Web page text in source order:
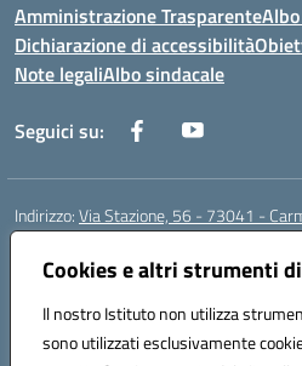
Cookies e altri strumenti
Il nostro Istituto non utilizza
sono utilizzati esclusivamente
Amministrazione Trasparente
Dichiarazione di accessibilità
Note legaliAlbo sindacale
Seguici su:
Indirizzo:Via Stazione, 56 - 73041 -
Centralino:
Posta elettronica certificata (PEC):
Codice fiscale: 93058030755
Codice meccanografico:LEIC88600A